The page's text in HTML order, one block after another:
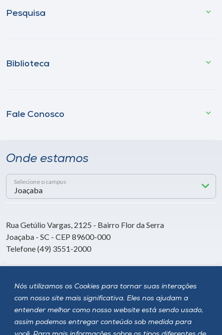
Nós utilizamos os Cookies para tornar suas interações
com nosso site mais significativa. Eles nos ajudam a
entender melhor como nosso website está sendo usado,
assim podemos entregar conteúdo sob medida para
Pesquisa
Biblioteca
Fale Conosco
Onde estamos
Selecione o campus
Rua Getúlio Vargas, 2125 - Bairro Flor da Serra
Joaçaba - SC - CEP 89600-000
Telefone (49) 3551-2000
Siga a Unoesc